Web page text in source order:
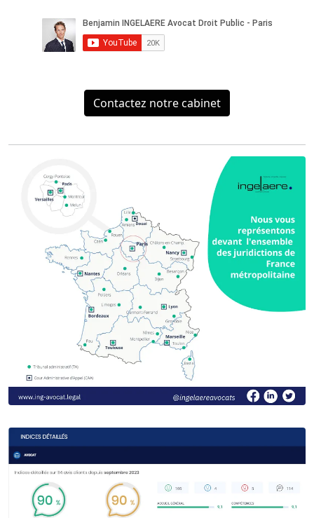
Contactez notre cabinet